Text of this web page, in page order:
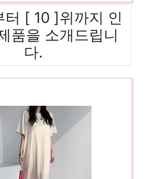
[ 10 ]위까지 인
품을 소개드립니
다.